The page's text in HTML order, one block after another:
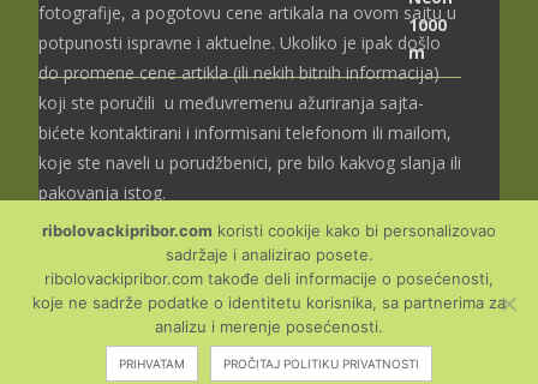
до
3.699,00 рсд
fotografije, a pogotovu cene artikala na ovom sajtu u
potpunosti ispravne i aktuelne. Ukoliko je ipak došlo
do promene cene artikla (ili nekih bitnih informacija)
koji ste poručili u međuvremenu ažuriranja sajta-
bićete kontaktirani i informisani telefonom ili mailom,
koje ste naveli u porudžbenici, pre bilo kakvog slanja ili
pakovanja istog.
Copyright © Ribolovački
ribolovackipribor.com koristi cookije kako bi personalizovao
sadržaje i analizirao posete.
ribolovackipribor.com takođe deli informacije o posećenosti,
koje ne sadrže podatke o identitetu korisnika, sa partnerima za
analizu i merenje posećenosti.
PRIHVATAM PROČITAJ POLITIKU PRIVATNOSTI